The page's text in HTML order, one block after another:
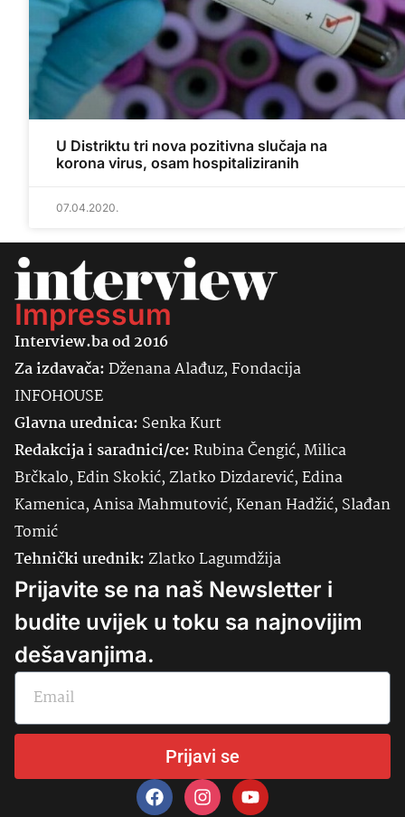
U Distriktu tri nova pozitivna slučaja na
korona virus, osam hospitaliziranih
07.04.2020.
Impressum
Interview.ba od 2016
Za izdavača:Dženana Alađuz, Fondacija
INFOHOUSE
Glavna urednica: SenkaKurt
Redakcija i saradnici/ce:Rubina Čengić, Milica
Brčkalo, Edin Skokić, Zlatko Dizdarević, Edina
Kamenica, Anisa Mahmutović, Kenan Hadžić, Slađan
Tomić
Tehnički urednik:Zlatko Lagumdžija
Prijavite se na naš Newsletter i
budite uvijek u toku sa najnovijim
dešavanjima.
Prijavi se